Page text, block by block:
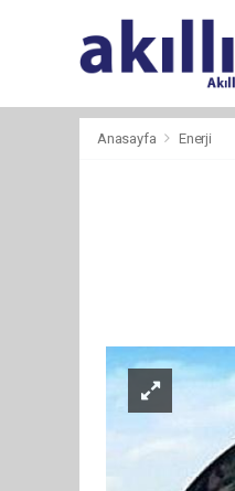
Anasayfa Enerji